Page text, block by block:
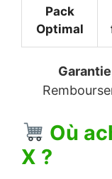
Pack
Optimal
Où
X ?